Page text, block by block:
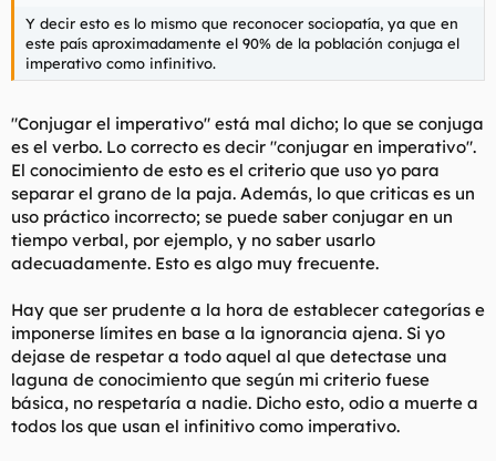
Y decir esto es lo mismo que reconocer sociopatía, ya que en
este país aproximadamente el 90% de la población conjuga el
imperativo como infinitivo.
"Conjugar el imperativo" está mal dicho; lo que se conjuga
es el verbo. Lo correcto es decir "conjugar en imperativo".
El conocimiento de esto es el criterio que uso yo para
separar el grano de la paja. Además, lo que criticas es un
uso práctico incorrecto; se puede saber conjugar en un
tiempo verbal, por ejemplo, y no saber usarlo
adecuadamente. Esto es algo muy frecuente.
Hay que ser prudente a la hora de establecer categorías e
imponerse límites en base a la ignorancia ajena. Si yo
dejase de respetar a todo aquel al que detectase una
laguna de conocimiento que según mi criterio fuese
básica, no respetaría a nadie. Dicho esto, odio a muerte a
todos los que usan el infinitivo como imperativo.